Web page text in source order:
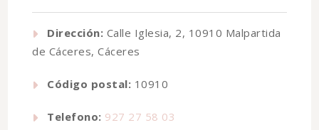
Dirección: Calle Iglesia, 2, 10910 Malpartida
de Cáceres, Cáceres
Código postal: 10910
Telefono: 927 27 58 03